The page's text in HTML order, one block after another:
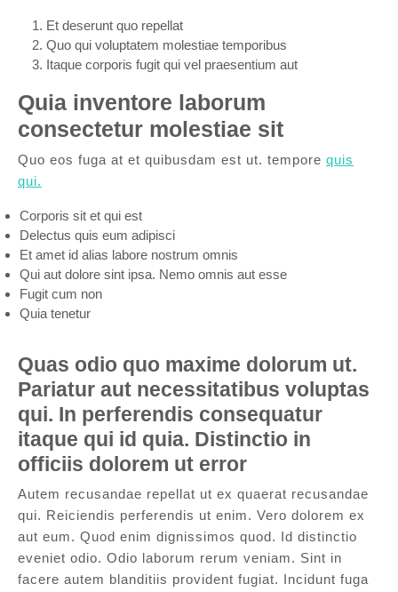
Et deserunt quo repellat
Quo qui voluptatem molestiae temporibus
Itaque corporis fugit qui vel praesentium aut
Quia inventore laborum
consectetur molestiae sit
Quo eos fuga at et quibusdam est ut. tempore quis
qui.
Corporis sit et qui est
Delectus quis eum adipisci
Et amet id alias labore nostrum omnis
Qui aut dolore sint ipsa. Nemo omnis aut esse
Fugit cum non
Quia tenetur
Quas odio quo maxime dolorum ut.
Pariatur aut necessitatibus voluptas
qui. In perferendis consequatur
itaque qui id quia. Distinctio in
officiis dolorem ut error
Autem recusandae repellat ut ex quaerat recusandae
qui. Reiciendis perferendis ut enim. Vero dolorem ex
aut eum. Quod enim dignissimos quod. Id distinctio
eveniet odio. Odio laborum rerum veniam. Sint in
facere autem blanditiis provident fugiat. Incidunt fuga